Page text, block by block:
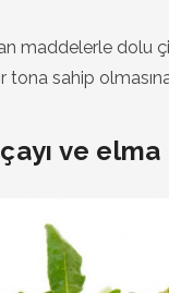
maddelerle dolu
tona sahip
ve